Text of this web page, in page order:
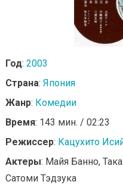
Год: 2003
Страна: Япония
Жанр: Комедии
Время: 143 мин. / 02:23
Режиссер: Кацухито
Актеры: Майя Банно,
Сатоми Тэдзука